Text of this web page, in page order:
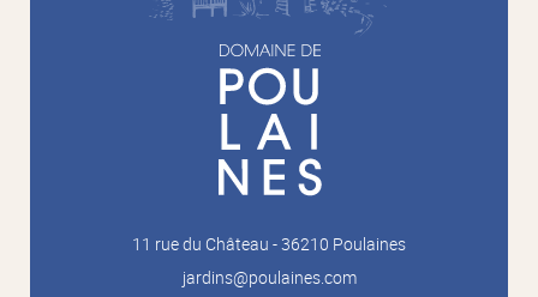
11 rue du Château - 36210 Poulaines
jardins@poulaines.com